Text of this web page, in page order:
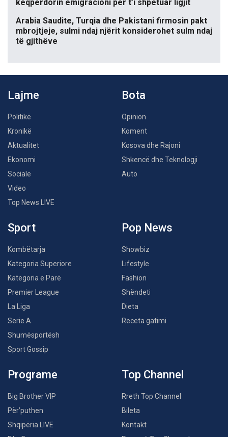
keqpërdorin emigracioni për t’i shpëtuar ligjit
Arabia Saudite, Turqia dhe Pakistani firmosin pakt
mbrojtjeje, sulmi ndaj njërit konsiderohet sulm ndaj
të gjithëve
Lajme
Politikë
Kronikë
Aktualitet
Ekonomi
Sociale
Video
Top News LIVE
Bota
Opinion
Koment
Kosova dhe Rajoni
Shkencë dhe Teknologji
Auto
Sport
Kombëtarja
Kategoria Superiore
Kategoria e Parë
Premier League
La Liga
Serie A
Shumësportësh
Sport Gossip
Pop News
Showbiz
Lifestyle
Fashion
Shëndeti
Dieta
Receta gatimi
Programe
Big Brother VIP
Për’puthen
Shqipëria LIVE
Top Channel
Rreth Top Channel
Bileta
Kontakt